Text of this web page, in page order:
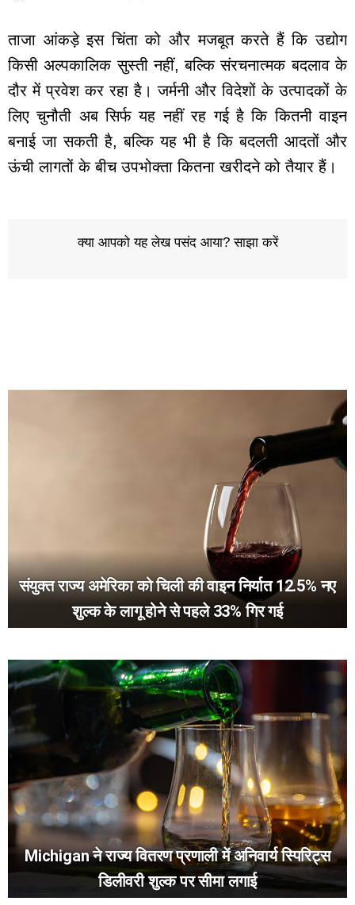
ताजा आंकड़े इस चिंता को और मजबूत करते हैं कि उद्योग
किसी अल्पकालिक सुस्ती नहीं, बल्कि संरचनात्मक बदलाव के
दौर में प्रवेश कर रहा है। जर्मनी और विदेशों के उत्पादकों के
लिए चुनौती अब सिर्फ यह नहीं रह गई है कि कितनी वाइन
बनाई जा सकती है, बल्कि यह भी है कि बदलती आदतों और
ऊंची लागतों के बीच उपभोक्ता कितना खरीदने को तैयार हैं।
क्या आपको यह लेख पसंद आया? साझा करें
संयुक्त राज्य अमेरिका को चिली की वाइन निर्यात 12.5% नए
शुल्क के लागू होने से पहले 33% गिर गई
Michigan ने राज्य वितरण प्रणाली में अनिवार्य स्पिरिट्स
डिलीवरी शुल्क पर सीमा लगाई